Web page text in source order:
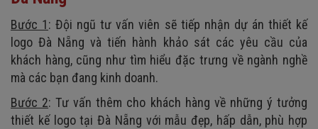
Bước 1: Đội ngũ tư vấn viên sẽ tiếp nhận dự án thiết kế
logo Đà Nẵng và tiến hành khảo sát các yêu cầu của
khách hàng, cũng như tìm hiểu đặc trưng về ngành nghề
mà các bạn đang kinh doanh.
Bước 2: Tư vấn thêm cho khách hàng về những ý tưởng
thiết kế logo tại Đà Nẵng với mẫu đẹp, hấp dẫn, phù hợp